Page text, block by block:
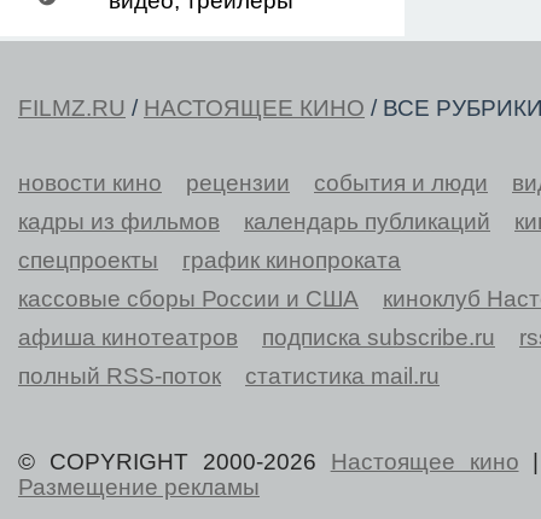
FILMZ.RU / НАСТОЯЩЕЕ КИНО / ВСЕ
новости кино рецензии события и люди
кадры из фильмов
календарь публикаций
спецпроекты
график кинопроката
кассовые сборы России и США
киноклуб
афиша кинотеатров
подписка subscribe.ru
полный RSS-поток
статистика mail.ru
© COPYRIGHT 2000-2026 Настоящее кино
Размещение рекламы